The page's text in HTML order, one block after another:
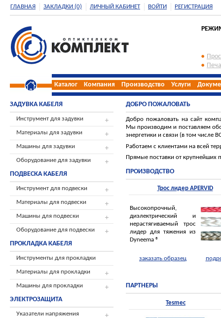
ГЛАВНАЯ ЗАКЛАДКИ (0) ЛИЧНЫЙ КАБИНЕТ ВОЙТИ РЕГИСТРАЦИЯ
Каталог Компания Производство Услуги
ЗАДУВКА КАБЕЛЯ
Инструмент для задувки
Материалы для задувки
Машины для задувки
Оборудование для задувки
ПОДВЕСКА КАБЕЛЯ
Инструмент для подвески
Материалы для подвески
Машины для подвески
Оборудование для подвески
ПРОКЛАДКА КАБЕЛЯ
Инструменты для прокладки
Материалы для прокладки
Машины для прокладки
ЭЛЕКТРОЗАЩИТА
Указатели напряжения
ДОБРО ПОЖАЛОВАТЬ
Добро пожаловать на сайт
Мы производим и поставляем
энергетики и связи (в том числе
Работаем с клиентами на всей
Прямые поставки от крупнейших
ПРОИЗВОДСТВО
Трос лидер APERVID
Высокопрочный,
диэлектрический и
нерастягиваемый трос
лидер для тяжения из
Dyneema ®
заказать образец
ПАРТНЕРЫ
Tesmec